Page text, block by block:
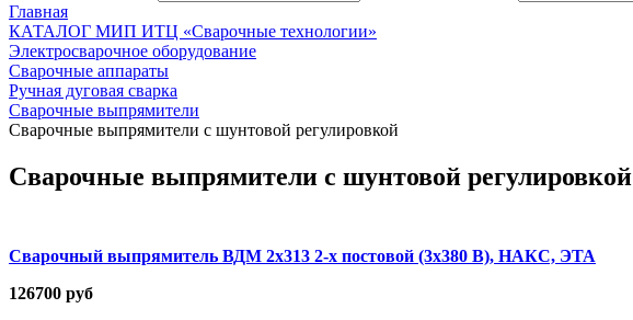
Главная
КАТАЛОГ МИП ИТЦ «Сварочные технологии»
Электросварочное оборудование
Сварочные аппараты
Ручная дуговая сварка
Сварочные выпрямители
Сварочные выпрямители с шунтовой регулировкой
Сварочные выпрямители с шунтовой регулировкой
Сварочный выпрямитель ВДМ 2х313 2-х постовой (3х380 В), НАКС, ЭТА
126700 руб